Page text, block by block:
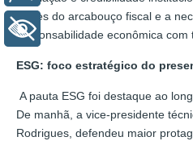
limites do arcabouço fiscal e a
responsabilidade econômica
ESG: foco estratégico do
A pauta ESG foi destaque ao
De manhã, a vice-presidente
Rodrigues, defendeu maior
+ Acessibilidade